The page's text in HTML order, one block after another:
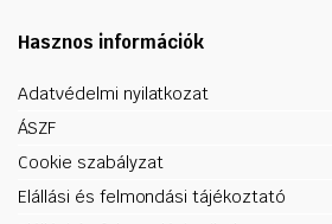
Hasznos információk
Adatvédelmi nyilatkozat
ÁSZF
Cookie szabályzat
Elállási és felmondási tájékoztató